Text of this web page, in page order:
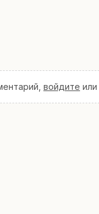
войдите или